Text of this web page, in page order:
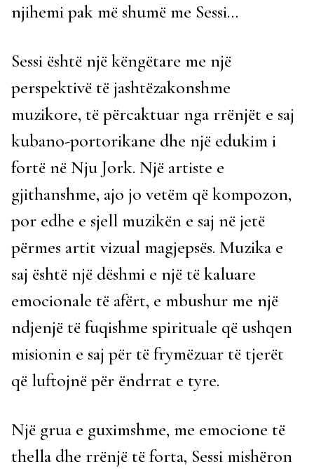
njihemi pak më shumë me Sessi…
Sessi është një këngëtare me një
perspektivë të jashtëzakonshme
muzikore, të përcaktuar nga rrënjët e saj
kubano-portorikane dhe një edukim i
fortë në Nju Jork. Një artiste e
gjithanshme, ajo jo vetëm që kompozon,
por edhe e sjell muzikën e saj në jetë
përmes artit vizual magjepsës. Muzika e
saj është një dëshmi e një të kaluare
emocionale të afërt, e mbushur me një
ndjenjë të fuqishme spirituale që ushqen
misionin e saj për të frymëzuar të tjerët
që luftojnë për ëndrrat e tyre.
Një grua e guximshme, me emocione të
thella dhe rrënjë të forta, Sessi mishëron